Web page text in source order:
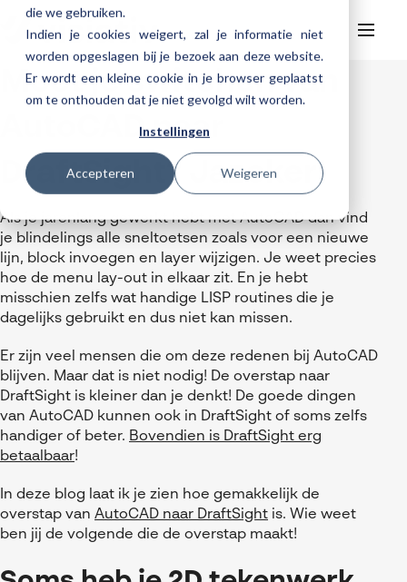
die we gebruiken.
Indien je cookies weigert, zal je informatie niet
worden opgeslagen bij je bezoek aan deze website.
Er wordt een kleine cookie in je browser geplaatst
om te onthouden dat je niet gevolgd wilt worden.
Instellingen
Accepteren Weigeren
HelpdeskWebinars
SOLIDWORKS Design
AI in SOLIDWORKS Design
Cloud services gratis activeren
SOLIDWORKS Design Ultimate
CATIA
3DEXPERIENCE
nTopology
DriveWorks
DraftSight
Manufacturing
DELMIA
SOLIDWORKS CAM
Databeheer & PLM
SOLIDWORKS PDM
Visiativ PLM
ENOVIA
Virtueel testen
3DEXPERIENCE Cloud Simulation
SOLIDWORKS Simulation
Consultancy diensten
Meer
SOLIDWORKS Composer
SOLIDWORKS Visualize
SOLIDWORKS Electrical
Visiativ Customer Service
Spare Parts Platform
Cloud services for SOLIDWORKS
Cloudmigratie
Trainingen
3DEXPERIENCE trainingen
Trainingskalender
Helpdesk
My Visiativ Login
Onderhoudscontract SOLIDWORKS
Over Visiativ
Ons bedrijf
Werken bij Visiativ
Evenementen
MyCAD Day 2026
Referenties
Acties en promoties
FAQs SOLIDWORKS
Contact
Moet je switchen van
AutoCAD naar
DraftSight? Jazeker!
Als je jarenlang gewerkt hebt met AutoCAD dan vind
je blindelings alle sneltoetsen zoals voor een nieuwe
lijn, block invoegen en layer wijzigen. Je weet precies
hoe de menu lay-out in elkaar zit. En je hebt
misschien zelfs wat handige LISP routines die je
dagelijks gebruikt en dus niet kan missen.
Er zijn veel mensen die om deze redenen bij AutoCAD
blijven. Maar dat is niet nodig! De overstap naar
DraftSight is kleiner dan je denkt! De goede dingen
van AutoCAD kunnen ook in DraftSight of soms zelfs
handiger of beter. Bovendien is DraftSight erg
betaalbaar!
In deze blog laat ik je zien hoe gemakkelijk de
overstap van AutoCAD naar DraftSight is. Wie weet
ben jij de volgende die de overstap maakt!